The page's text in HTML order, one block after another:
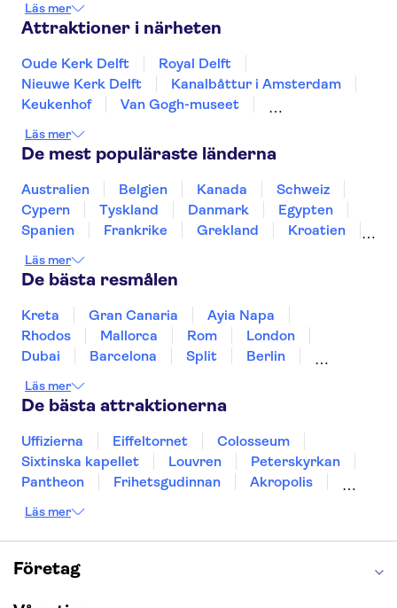
Läs mer
Attraktioner i närheten
Oude Kerk Delft
Royal Delft
Nieuwe Kerk Delft
Kanalbåttur i Amsterdam
Keukenhof
Van Gogh-museet
Zaanse Schans
Kaag-sjöarna båtturer
Anne Frank
Kungliga slottet i Amsterdam
A'DAM Lookout
Stedelijk Museum Amsterdam
Giethoorn-kanalerna
Läs mer
De mest populäraste länderna
Australien Belgien Kanada
Schweiz
Cypern
Tyskland Danmark
Egypten
Spanien
Frankrike Grekland
Kroatien
Sverige
Thailand
Läs mer
De bästa resmålen
Kreta Gran Canaria
Ayia Napa
Rhodos
Mallorca Rom
London
Dubai
Barcelona Split
Berlin
Gdansk
Oslo Helsingfors
Helsingborg
Läs mer
De bästa attraktionerna
Uffizierna Eiffeltornet
Colosseum
Sixtinska kapellet
Louvren
Peterskyrkan
Pantheon
Frihetsgudinnan
Akropolis
Burj Khalifa
Saltgruvan i Wieliczka
Alhambra
Caminito del Rey
London Dungeon
Läs mer
Företag